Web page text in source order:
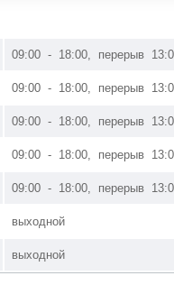
09:00 - 18:00, перерыв
09:00 - 18:00, перерыв
09:00 - 18:00, перерыв
09:00 - 18:00, перерыв
09:00 - 18:00, перерыв
выходной
выходной